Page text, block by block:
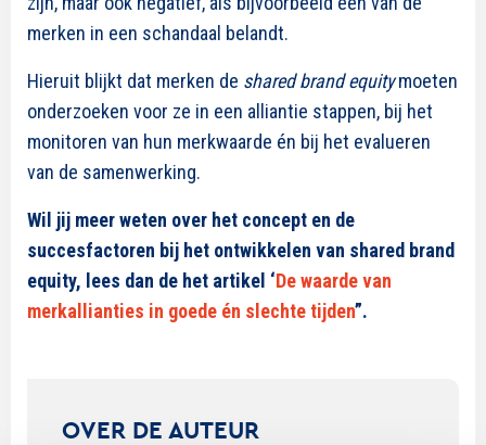
merken in een schandaal belandt.
Hieruit blijkt dat merken de shared brand equitymoeten
onderzoeken voor ze in een alliantie stappen, bij het
monitoren van hun merkwaarde én bij het evalueren
van de samenwerking.
Wil jij meer weten over het concept en de
succesfactoren bij het ontwikkelen van shared brand
equity, lees dan de het artikel ‘De waarde van
merkallianties in goede én slechte tijden”.
OVER DE AUTEUR